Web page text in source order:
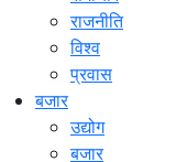
राजनीति
विश्व
प्रवास
बजार
उद्योग
बजार